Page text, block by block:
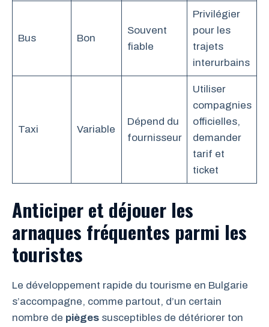
Bus Bon
Souvent
fiable
Privilégier
pour les
trajets
interurbains
Taxi Variable
Dépend du
fournisseur
Utiliser
compagnies
officielles,
demander
tarif et
ticket
Anticiper et déjouer les
arnaques fréquentes parmi les
touristes
Le développement rapide du tourisme en Bulgarie
s’accompagne, comme partout, d’un certain
nombre de pièges susceptibles de détériorer ton